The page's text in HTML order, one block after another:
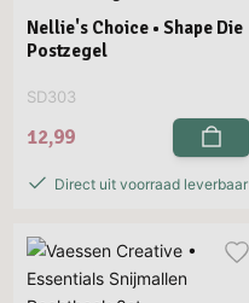
Nellie's Choice • Shape Die
Postzegel
SD303
12,99
Direct uit voorraad leverbaar